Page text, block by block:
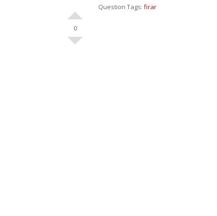
0
Question Tags: firar